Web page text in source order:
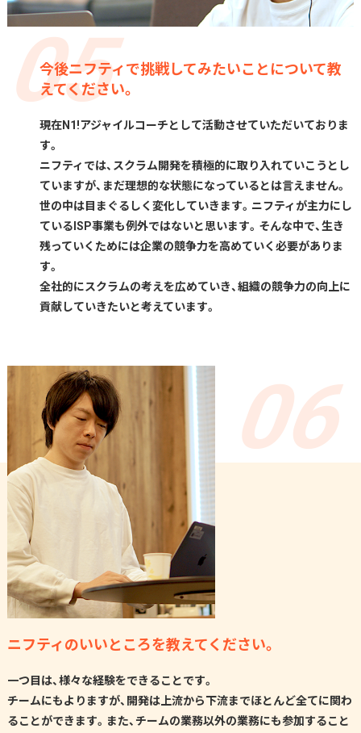
今後ニフティで挑戦してみたいことについて教
えてください。
現在N1!アジャイルコーチとして活動させていただいておりま
す。
ニフティでは、スクラム開発を積極的に取り入れていこうとし
ていますが、まだ理想的な状態になっているとは言えません。
世の中は目まぐるしく変化していきます。ニフティが主力にし
ているISP事業も例外ではないと思います。そんな中で、生き
残っていくためには企業の競争力を高めていく必要がありま
す。
全社的にスクラムの考えを広めていき、組織の競争力の向上に
貢献していきたいと考えています。
ニフティのいいところを教えてください。
一つ目は、様々な経験をできることです。
チームにもよりますが、開発は上流から下流までほとんど全てに関わ
ることができます。また、チームの業務以外の業務にも参加すること